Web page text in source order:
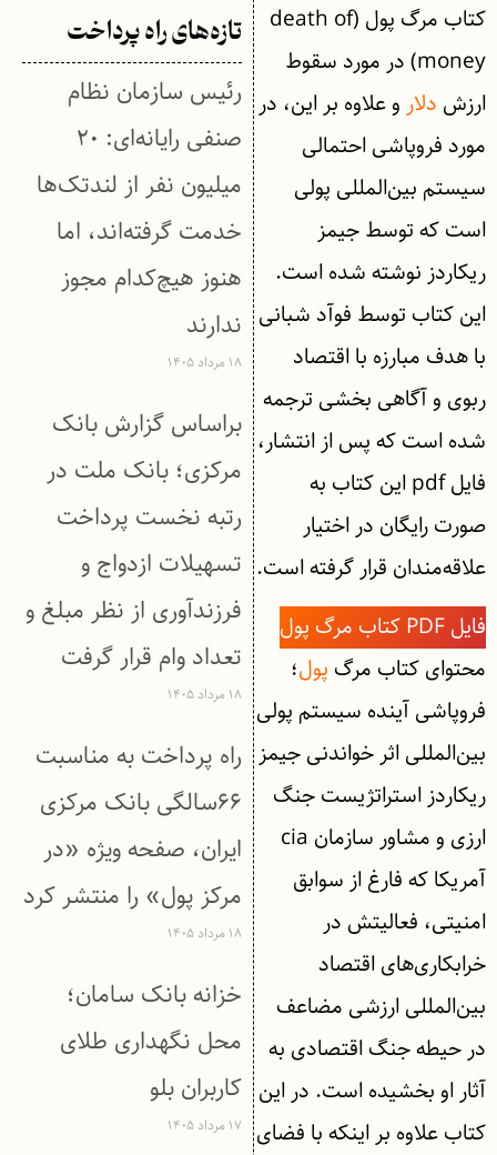
کتاب مرگ پول (death of
money) در مورد سقوط
ارزش دلارو علاوه بر این، در
مورد فروپاشی احتمالی
سیستم بین‌المللی پولی
است که توسط جیمز
ریکاردز نوشته شده است.
این کتاب توسط فوآد شبانی
با هدف مبارزه با اقتصاد
ربوی و آگاهی بخشی ترجمه
شده است که پس از انتشار،
فایل pdf این کتاب به
صورت رایگان در اختیار
علاقه‌مندان قرار گرفته است.
فایل PDF کتاب مرگ پول
محتوای کتاب مرگ پول؛
فروپاشی آینده سیستم پولی
بین‌المللی اثر خواندنی جیمز
ریکاردز استراتژیست جنگ
ارزی و مشاور سازمان cia
آمریکا که فارغ از سوابق
امنیتی، فعالیتش در
خرابکاری‌های اقتصاد
بین‌المللی ارزشی مضاعف
در حیطه جنگ اقتصادی به
آثار او بخشیده است. در این
کتاب علاوه بر اینکه با فضای
تازه‌های راه پرداخت
رئیس سازمان نظام
صنفی رایانه‌ای: ۲۰
میلیون نفر از لندتک‌ها
خدمت گرفته‌اند، اما
هنوز هیچ‌کدام مجوز
ندارند
۱۸ مرداد ۱۴۰۵
براساس گزارش بانک
مركزی؛ بانک ملت در
رتبه نخست پرداخت
تسهیلات ازدواج و
فرزندآوری از نظر مبلغ و
تعداد وام قرار گرفت
۱۸ مرداد ۱۴۰۵
راه پرداخت به مناسبت
۶۶سالگی بانک مرکزی
ایران، صفحه ویژه «در
مرکز پول» را منتشر کرد
۱۸ مرداد ۱۴۰۵
خزانه بانک سامان؛
محل نگهداری طلای
کاربران بلو
۱۷ مرداد ۱۴۰۵